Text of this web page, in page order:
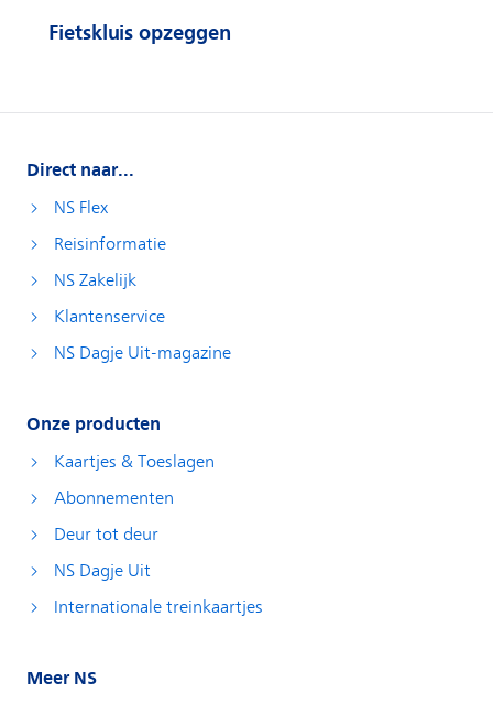
Fietskluis opzeggen
Direct naar...
NS Flex
Reisinformatie
NS Zakelijk
Klantenservice
NS Dagje Uit-magazine
Onze producten
Kaartjes & Toeslagen
Abonnementen
Deur tot deur
NS Dagje Uit
Internationale treinkaartjes
Meer NS